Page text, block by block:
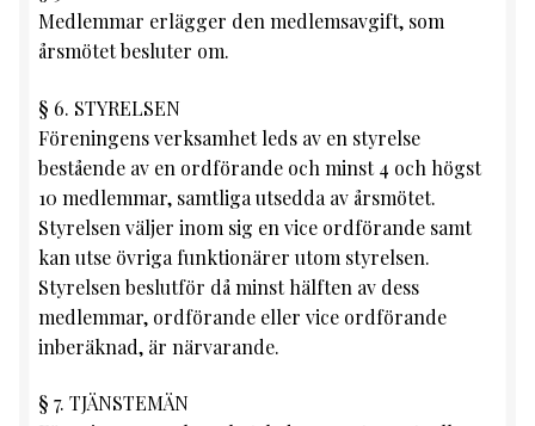
Medlemmar erlägger den medlemsavgift, som
årsmötet besluter om.
§ 6. STYRELSEN
Föreningens verksamhet leds av en styrelse
bestående av en ordförande och minst 4 och högst
10 medlemmar, samtliga utsedda av årsmötet.
Styrelsen väljer inom sig en vice ordförande samt
kan utse övriga funktionärer utom styrelsen.
Styrelsen beslutför då minst hälften av dess
medlemmar, ordförande eller vice ordförande
inberäknad, är närvarande.
§ 7. TJÄNSTEMÄN